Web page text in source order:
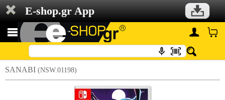
E-shop.gr App
SANABI (NSW.01198)